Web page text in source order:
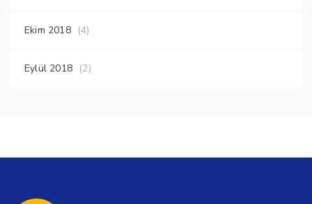
Ekim 2018 (4)
Eylül 2018 (2)